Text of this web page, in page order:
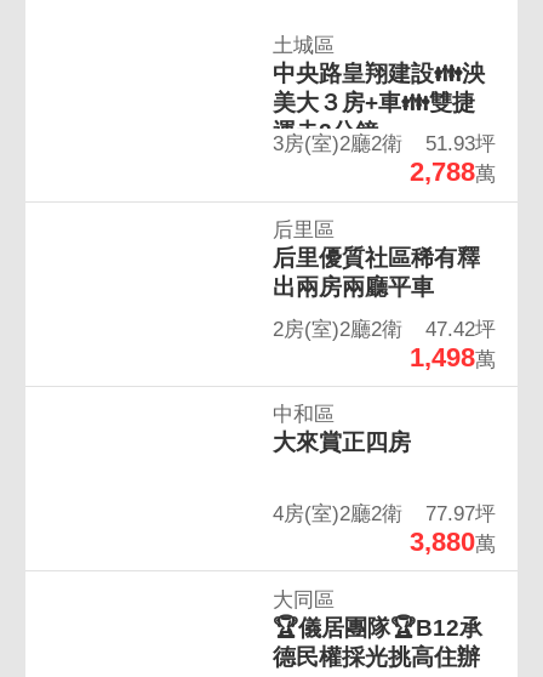
價金履約保障（買賣成交價金，由銀行進行履
約保障，買賣雙方更放心）３．漏水保固（無
屋齡限制，最高３０萬元的保固額度）４．凶
宅保障（建立凶宅警示系統，購屋更安心）
５．高輻射建物保障６．高氯離子建物保障我
永慶房屋為直營店體系，買方僅收取成交價
１％服務費，提供更多服務與保障。
土城區
中央路皇翔建設👪泱
美大３房+車👪雙捷
運走2分鐘
3房(室)2廳2衛 51.93坪
2,788萬
后里區
后里優質社區稀有釋
出兩房兩廳平車
2房(室)2廳2衛 47.42坪
1,498萬
中和區
大來賞正四房
4房(室)2廳2衛 77.97坪
3,880萬
大同區
🏆儀居團隊🏆B12承
德民權採光挑高住辦